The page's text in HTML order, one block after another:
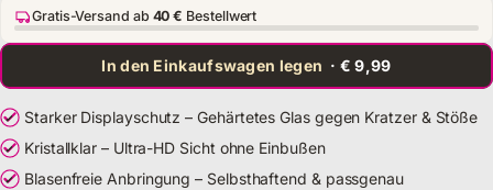
Gratis-Versand ab 40 € Bestellwert
In den Einkaufswagen legen · € 9,99
Starker Displayschutz – Gehärtetes Glas gegen Kratzer & Stöße
Kristallklar – Ultra-HD Sicht ohne Einbußen
Blasenfreie Anbringung – Selbsthaftend & passgenau